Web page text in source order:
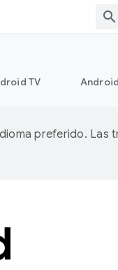
TV
preferido. Las